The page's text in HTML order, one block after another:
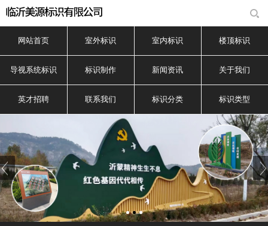
网站首页 室外标识 室内标识 楼顶标识
导视系统标识 标识制作 新闻资讯 关于我们
英才招聘 联系我们 标识分类 标识类型